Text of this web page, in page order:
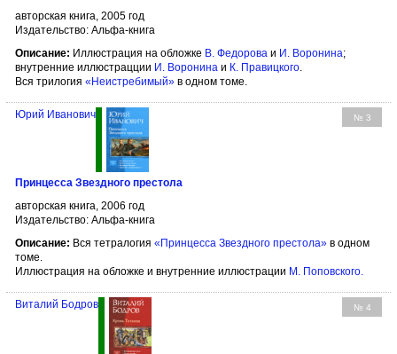
авторская книга, 2005 год
Издательство: Альфа-книга
Описание: Иллюстрация на обложке В. Федорова и И. Воронина;
внутренние иллюстрацции И. Воронина и К. Правицкого
Вся трилогия «Неистребимый» в одном томе.
№ 3
Юрий Иванович
Принцесса Звездного престола
авторская книга, 2006 год
Издательство: Альфа-книга
Описание: Вся тетралогия «Принцесса Звездного престола» в одном
томе.
Иллюстрация на обложке и внутренние иллюстрации М. Поповского.
№ 4
Виталий Бодров